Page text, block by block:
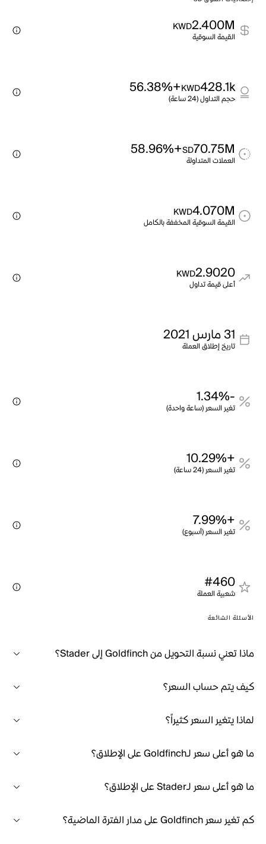
2.400M
KWD
القيمة السوقية
428.1k
KWD
+56.38%
حجم التداول (24 ساعة)
70.75M
SD
+58.96%
العملات المتداولة
4.070M
KWD
القيمة السوقية المخففة بالكامل
2.9020
KWD
أعلى قيمة تداول
31 مارس 2021
تاريخ إطلاق العملة
-1.34%
تغير السعر (ساعة واحدة)
+10.29%
تغير السعر (24 ساعة)
+7.99%
تغير السعر (أسبوع)
#460
شعبية العملة
الأسئلة الشائعة
ماذا تعني نسبة التحويل من Goldfinch إلى Stader؟
كيف يتم حساب السعر؟
لماذا يتغير السعر كثيراً؟
ما هو أعلى سعر لـGoldfinch على الإطلاق؟
ما هو أعلى سعر لـStader على الإطلاق؟
كم تغير سعر Goldfinch على مدار الفترة الماضية؟